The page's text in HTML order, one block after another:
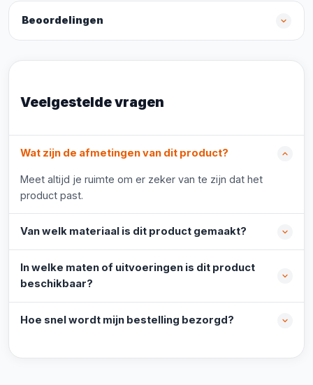
Beoordelingen
Veelgestelde vragen
Wat zijn de afmetingen van dit product?
Meet altijd je ruimte om er zeker van te zijn dat het
product past.
Van welk materiaal is dit product gemaakt?
In welke maten of uitvoeringen is dit product
beschikbaar?
Hoe snel wordt mijn bestelling bezorgd?